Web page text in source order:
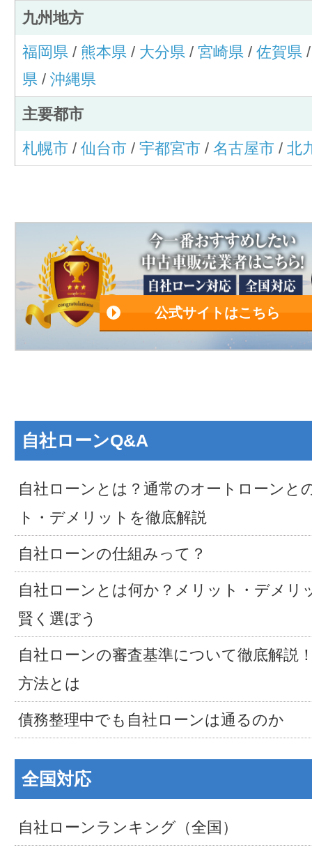
九州地方
福岡県/ 熊本県/ 大分県/ 宮崎県/ 佐賀県
県/ 沖縄県
主要都市
札幌市 / 仙台市 / 宇都宮市 / 名古屋市 / 北
公式サイトはこちら
自社ローンQ&A
自社ローンとは？通常のオートローンと
ト・デメリットを徹底解説
自社ローンの仕組みって？
自社ローンとは何か？メリット・デメリ
賢く選ぼう
自社ローンの審査基準について徹底解説
方法とは
債務整理中でも自社ローンは通るのか
全国対応
自社ローンランキング（全国）